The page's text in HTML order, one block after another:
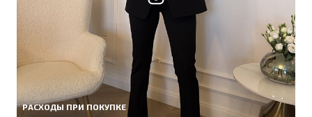
РАСХОДЫ ПРИ ПОКУПКЕ